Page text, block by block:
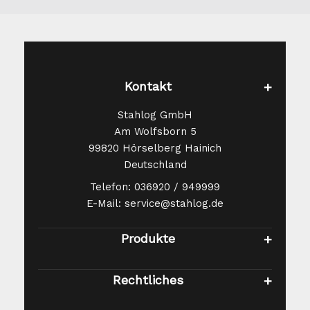
Sicherheitshinweise
Verarbeitung sollten unbedingt
werden, um Verletzungen zu
vermeiden. Wir übernehmen keine
Haftung für jegliche Verletzungen
Kontakt
Stahlog GmbH
Am Wolfsborn 5
99820 Hörselberg Hainich
Deutschland
Telefon: 036920 / 949999
E-Mail: service@stahlog.de
Produkte
Rechtliches